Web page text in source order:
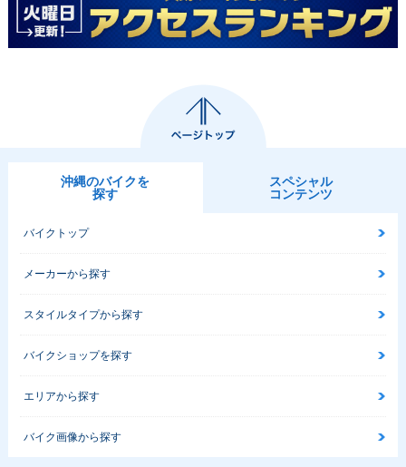
沖縄のバイクを
探す
スペシャル
コンテンツ
バイクトップ
メーカーから探す
スタイルタイプから探す
バイクショップを探す
エリアから探す
バイク画像から探す